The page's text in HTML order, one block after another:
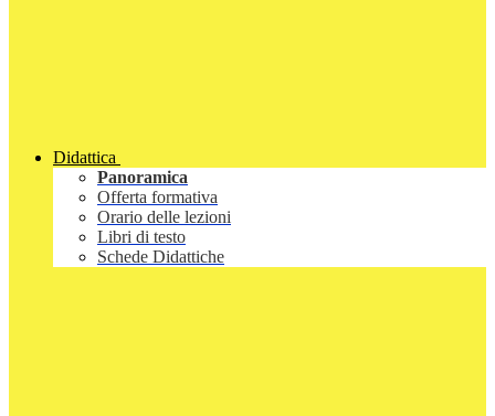
Didattica
Panoramica
Offerta formativa
Orario delle lezioni
Libri di testo
Schede Didattiche